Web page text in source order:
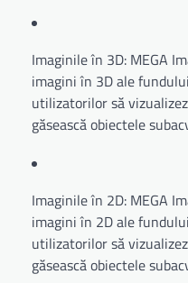
Imaginile în 3D: MEGA
imagini în 3D ale
utilizatorilor să
găsească obiectele
Imaginile în 2D: MEGA
imagini în 2D ale
utilizatorilor să
găsească obiectele